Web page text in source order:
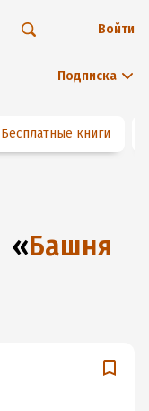
Подписка
Войти
Бесплатные книги
«Башня